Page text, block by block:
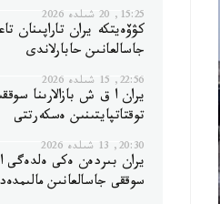
15:25, 20 شىلدە 2026
كۋۆەيتكە يران تاراپىنان
جاسالعانىن حابارلاندى
22:56, 15 شىلدە 2026
يران ا ق ش بازالارىنا
توقتاتپايتىنىن ەسكەرتتى
20:30, 13 شىلدە 2026
يران بىردەن ەكى ەلدەگى
سوققى جاسالعانىن